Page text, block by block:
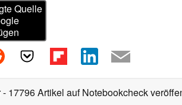
Quelle
- 17796 Artikel auf Notebookcheck